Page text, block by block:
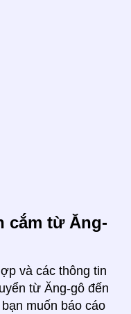
cắm từ Ăng-
và các thông tin
từ Ăng-gô đến
muốn báo cáo